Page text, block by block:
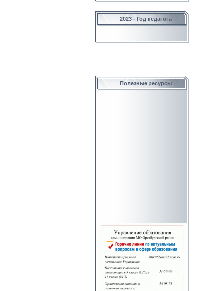
2023 - Год педагога
Полезные ресурсы